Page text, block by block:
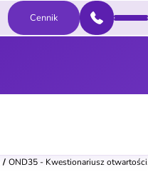
Cennik
OND35 - Kwestionariusz